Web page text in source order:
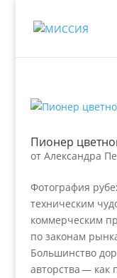
Пионер
от Александра
Фотография
техническим
коммерческим
по законам
Большинство
авторства — как